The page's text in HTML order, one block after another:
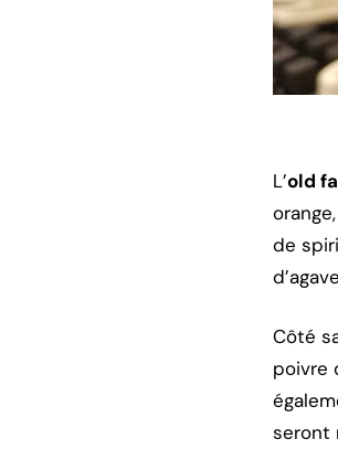
L’old
de
Côté
poivre
seront